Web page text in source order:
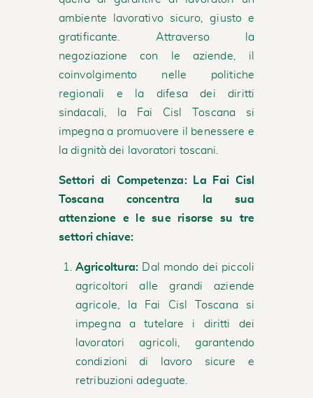
ambiente lavorativo sicuro, giusto e
gratificante. Attraverso la
negoziazione con le aziende, il
coinvolgimento nelle politiche
regionali e la difesa dei diritti
sindacali, la Fai Cisl Toscana si
impegna a promuovere il benessere e
la dignità dei lavoratori toscani.
Settori di Competenza:
La Fai Cisl
Toscana concentra la sua
attenzione e le sue risorse su tre
settori chiave:
Agricoltura:
Dal mondo dei piccoli
agricoltori alle grandi aziende
agricole, la Fai Cisl Toscana si
impegna a tutelare i diritti dei
lavoratori agricoli, garantendo
condizioni di lavoro sicure e
retribuzioni adeguate.